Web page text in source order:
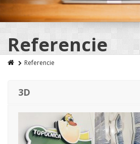
Referencie
Referencie
3D